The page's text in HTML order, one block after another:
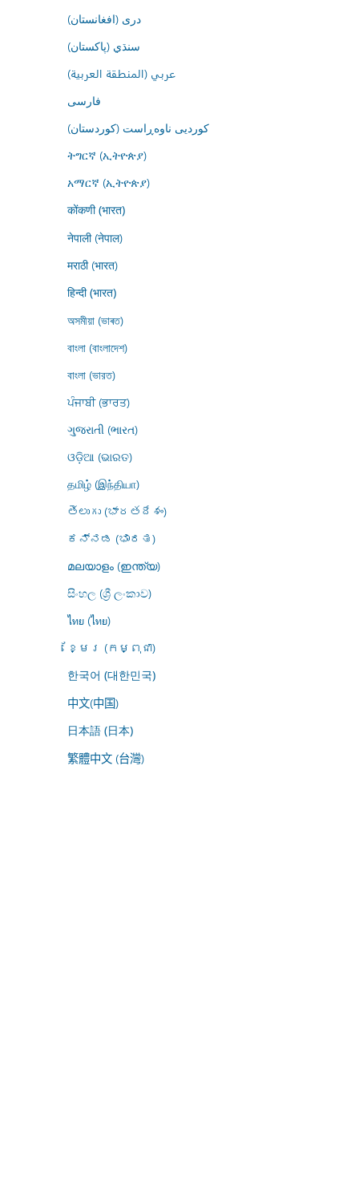
درى (افغانستان)
سنڌي (پاکستان)
عربي (المنطقة العربية)
فارسى
کوردیی ناوەڕاست (کوردستان)
ትግርኛ (ኢትዮጵያ)
አማርኛ (ኢትዮጵያ)
कोंकणी (भारत)
नेपाली (नेपाल)
मराठी (भारत)
हिन्दी (भारत)
অসমীয়া (ভাৰত)
বাংলা (বাংলাদেশ)
বাংলা (ভারত)
ਪੰਜਾਬੀ (ਭਾਰਤ)
ગુજરાતી (ભારત)
ଓଡ଼ିଆ (ଭାରତ)
தமிழ் (இந்தியா)
తెలుగు (భారతదేశం)
ಕನ್ನಡ (ಭಾರತ)
മലയാളം (ഇന്ത്യ)
සිංහල (ශ්‍රී ලංකාව)
ไทย (ไทย)
ខ្មែរ (កម្ពុជា)
한국어 (대한민국)
中文(中国)
日本語 (日本)
繁體中文 (台灣)